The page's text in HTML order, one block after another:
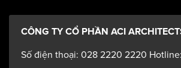
CÔNG TY CỔ PHẦN ACI
Số điện thoại: 028 2220 2220